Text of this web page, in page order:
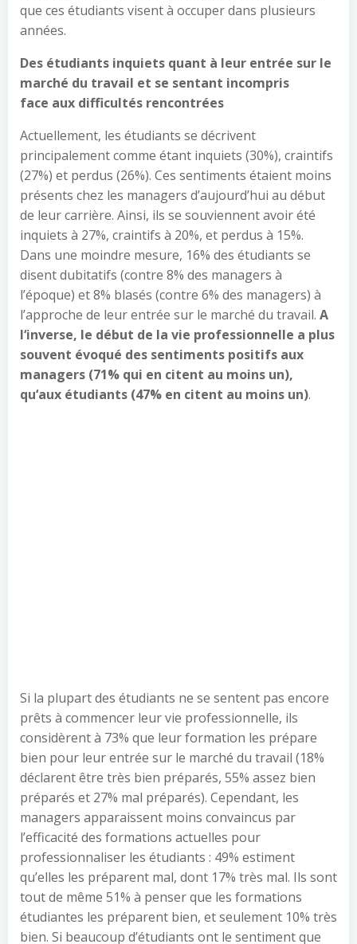
que ces étudiants visent à occuper dans plusieurs
années.
Des étudiants inquiets quant à leur entrée sur le
marché du travail et se sentant incompris
face aux difficultés rencontrées
Actuellement, les étudiants se décrivent
principalement comme étant inquiets (30%), craintifs
(27%) et perdus (26%). Ces sentiments étaient moins
présents chez les managers d’aujourd’hui au début
de leur carrière. Ainsi, ils se souviennent avoir été
inquiets à 27%, craintifs à 20%, et perdus à 15%.
Dans une moindre mesure, 16% des étudiants se
disent dubitatifs (contre 8% des managers à
l’époque) et 8% blasés (contre 6% des managers) à
l’approche de leur entrée sur le marché du travail. A
l‘inverse, le début de la vie professionnelle a plus
souvent évoqué des sentiments positifs aux
managers (71% qui en citent au moins un),
qu‘aux étudiants (47% en citent au moins un).
Si la plupart des étudiants ne se sentent pas encore
prêts à commencer leur vie professionnelle, ils
considèrent à 73% que leur formation les prépare
bien pour leur entrée sur le marché du travail (18%
déclarent être très bien préparés, 55% assez bien
préparés et 27% mal préparés). Cependant, les
managers apparaissent moins convaincus par
l’efficacité des formations actuelles pour
professionnaliser les étudiants : 49% estiment
qu’elles les préparent mal, dont 17% très mal. Ils sont
tout de même 51% à penser que les formations
étudiantes les préparent bien, et seulement 10% très
bien. Si beaucoup d’étudiants ont le sentiment que